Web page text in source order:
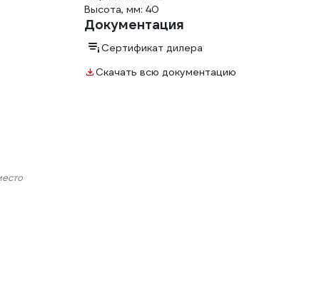
Высота, мм: 40
Документация
Сертификат дилера
Скачать всю документацию